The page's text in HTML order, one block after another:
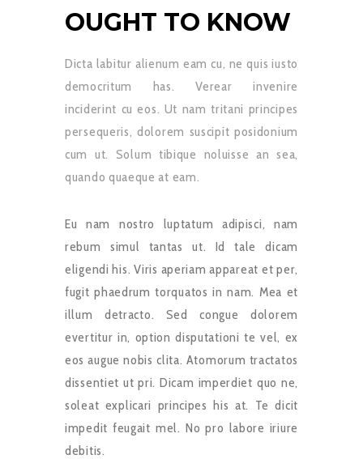
OUGHT TO KNOW
Dicta labitur alienum eam cu, ne quis iusto
democritum has. Verear invenire
inciderint cu eos. Ut nam tritani principes
persequeris, dolorem suscipit posidonium
cum ut. Solum tibique noluisse an sea,
quando quaeque at eam.
Eu nam nostro luptatum adipisci, nam
rebum simul tantas ut. Id tale dicam
eligendi his. Viris aperiam appareat et per,
fugit phaedrum torquatos in nam. Mea et
illum detracto. Sed congue dolorem
evertitur in, option disputationi te vel, ex
eos augue nobis clita. Atomorum tractatos
dissentiet ut pri. Dicam imperdiet quo ne,
soleat explicari principes his at. Te dicit
impedit feugait mel. No pro labore iriure
debitis.